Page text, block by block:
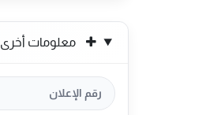
معلومات أخرى
رقم الإعلان